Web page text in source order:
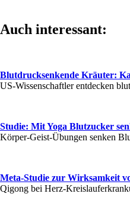
Auch interessant:
Blutdrucksenkende Kräuter:
US-Wissenschaftler entdecken
Studie: Mit Yoga Blutzucker
Körper-Geist-Übungen senken
Meta-Studie zur Wirksamkeit
Qigong bei Herz-